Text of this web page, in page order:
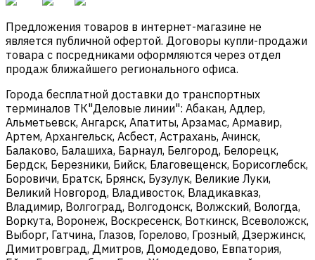
Предложения товаров в интернет-магазине не
является публичной офертой. Договоры купли-продажи
товара с посредниками оформляются через отдел
продаж ближайшего регионального офиса.
Города бесплатной доставки до транспортных
терминалов ТК"Деловые линии": Абакан, Адлер,
Альметьевск, Ангарск, Апатиты, Арзамас, Армавир,
Артем, Архангельск, Асбест, Астрахань, Ачинск,
Балаково, Балашиха, Барнаул, Белгород, Белорецк,
Бердск, Березники, Бийск, Благовещенск, Борисоглебск,
Боровичи, Братск, Брянск, Бузулук, Великие Луки,
Великий Новгород, Владивосток, Владикавказ,
Владимир, Волгоград, Волгодонск, Волжский, Вологда,
Воркута, Воронеж, Воскресенск, Воткинск, Всеволожск,
Выборг, Гатчина, Глазов, Горелово, Грозный, Дзержинск,
Димитровград, Дмитров, Домодедово, Евпатория,